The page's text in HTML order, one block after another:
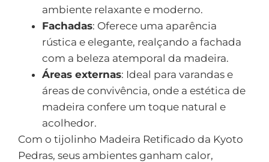
ambiente relaxante e moderno.
Fachadas: Oferece uma aparência
rústica e elegante, realçando a fachada
com a beleza atemporal da madeira.
Áreas externas: Ideal para varandas e
áreas de convivência, onde a estética de
madeira confere um toque natural e
acolhedor.
Com o tijolinho Madeira Retificado da Kyoto
Pedras, seus ambientes ganham calor,